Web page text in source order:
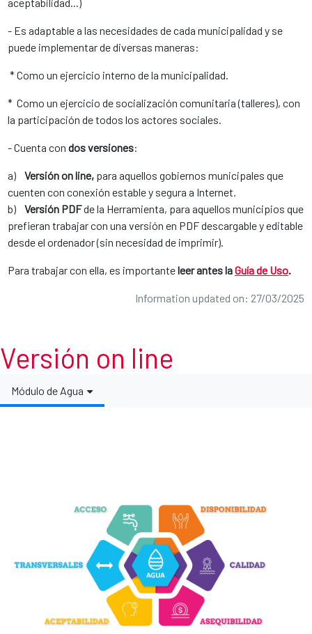
- Es adaptable a las necesidades de cada municipalidad y se
puede implementar de diversas maneras:
* Como un ejercicio interno de la municipalidad.
* Como un ejercicio de socialización comunitaria (talleres), con
la participación de todos los actores sociales.
- Cuenta con dos versiones:
a) Versión on line, para aquellos gobiernos municipales que
cuenten con conexión estable y segura a Internet.
b) Versión PDFde la Herramienta, para aquellos municipios que
prefieran trabajar con una versión en PDF descargable y editable
desde el ordenador (sin necesidad de imprimir).
Para trabajar con ella, es importanteleer antes laGuía de Uso.
Information updated on: 27/03/2025
Versión on line
Módulo de Agua